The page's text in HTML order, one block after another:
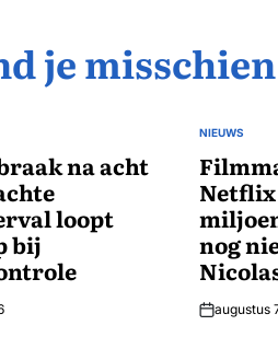
je
na acht
loopt
bij
GEPLAATST
NIEUWS
Netflix
nog
augustus